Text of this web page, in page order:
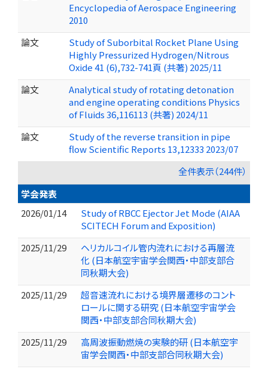
Encyclopedia of Aerospace Engineering
2010
論文
Study of Suborbital Rocket Plane Using
Highly Pressurized Hydrogen/Nitrous
Oxide 41 (6),732-741頁 (共著) 2025/11
論文
Analytical study of rotating detonation
and engine operating conditions Physics
of Fluids 36,116113 (共著) 2024/11
論文
Study of the reverse transition in pipe
flow Scientific Reports 13,12333 2023/07
全件表示（244件）
学会発表
2026/01/14
Study of RBCC Ejector Jet Mode (AIAA
SCITECH Forum and Exposition)
2025/11/29
ヘリカルコイル管内流れにおける再層流
化 (日本航空宇宙学会関西・中部支部合
同秋期大会)
2025/11/29
超音速流れにおける境界層遷移のコント
ロールに関する研究 (日本航空宇宙学会
関西・中部支部合同秋期大会)
2025/11/29
高周波振動燃焼の実験的研 (日本航空宇
宙学会関西・中部支部合同秋期大会)